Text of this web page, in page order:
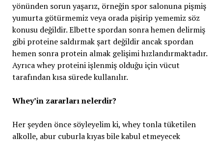
yönünden sorun yaşarız, örneğin spor salonuna pişmiş
yumurta götürmemiz veya orada pişirip yememiz söz
konusu değildir. Elbette spordan sonra hemen delirmiş
gibi proteine saldırmak şart değildir ancak spordan
hemen sonra protein almak gelişimi hızlandırmaktadır.
Ayrıca whey proteini işlenmiş olduğu için vücut
tarafından kısa sürede kullanılır.
Whey’in zararları nelerdir?
Her şeyden önce söyleyelim ki, whey tonla tüketilen
alkolle, abur cuburla kıyas bile kabul etmeyecek